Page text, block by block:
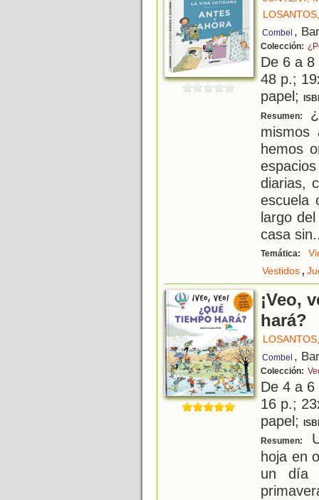
Combel ,
Colección:
De 6 a
48 p.;
papel;
Resumen:
hemos
diarias,
escuela
largo
casa sin
Temática:
Vestidos,
¡Veo,
hará?
Combel ,
Colección:
De 4 a
16 p.;
papel;
Resumen:
hoja en
un día